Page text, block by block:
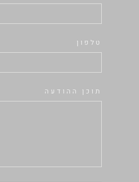
טלפון
תוכן ההודעה